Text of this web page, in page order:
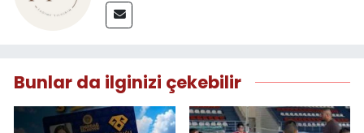
Bunlar da ilginizi çekebilir